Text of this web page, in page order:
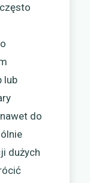
lub
do
dużych